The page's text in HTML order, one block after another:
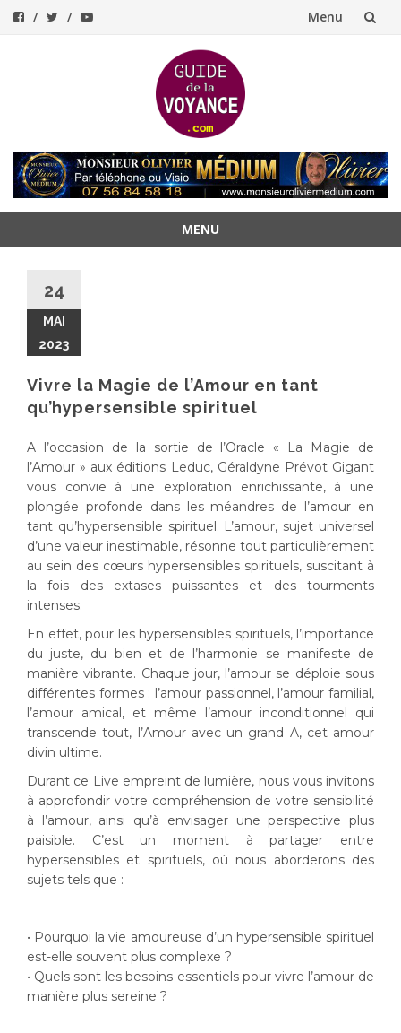
Menu
MENU
contenu24
MAI
2023
Vivre la Magie de l’Amour en tant
qu’hypersensible spirituel
A l’occasion de la sortie de l’Oracle « La Magie de
l’Amour » aux éditions Leduc, Géraldyne Prévot Gigant
vous convie à une exploration enrichissante, à une
plongée profonde dans les méandres de l’amour en
tant qu’hypersensible spirituel. L’amour, sujet universel
d’une valeur inestimable, résonne tout particulièrement
au sein des cœurs hypersensibles spirituels, suscitant à
la fois des extases puissantes et des tourments
intenses.
En effet, pour les hypersensibles spirituels, l’importance
du juste, du bien et de l’harmonie se manifeste de
manière vibrante. Chaque jour, l’amour se déploie sous
différentes formes : l’amour passionnel, l’amour familial,
l’amour amical, et même l’amour inconditionnel qui
transcende tout, l’Amour avec un grand A, cet amour
divin ultime.
Durant ce Live empreint de lumière, nous vous invitons
à approfondir votre compréhension de votre sensibilité
à l’amour, ainsi qu’à envisager une perspective plus
paisible. C’est un moment à partager entre
hypersensibles et spirituels, où nous aborderons des
sujets tels que :
• Pourquoi la vie amoureuse d’un hypersensible spirituel
est-elle souvent plus complexe ?
• Quels sont les besoins essentiels pour vivre l’amour de
manière plus sereine ?